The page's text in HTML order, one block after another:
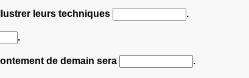
leurs techniques .
.
de demain sera .